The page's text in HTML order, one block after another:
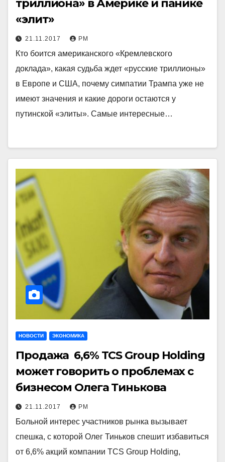
триллиона» в Америке и панике
«элит»
21.11.2017 РМ
Кто боится американского «Кремлевского
доклада», какая судьба ждет «русские триллионы»
в Европе и США, почему симпатии Трампа уже не
имеют значения и какие дороги остаются у
путинской «элиты». Самые интересные…
НОВОСТИ ЭКОНОМИКА
Продажа 6,6% TCS Group Holding
может говорить о проблемах с
бизнесом Олега Тинькова
21.11.2017 РМ
Больной интерес участников рынка вызывает
спешка, с которой Олег Тиньков спешит избавиться
от 6,6% акций компании TCS Group Holding,